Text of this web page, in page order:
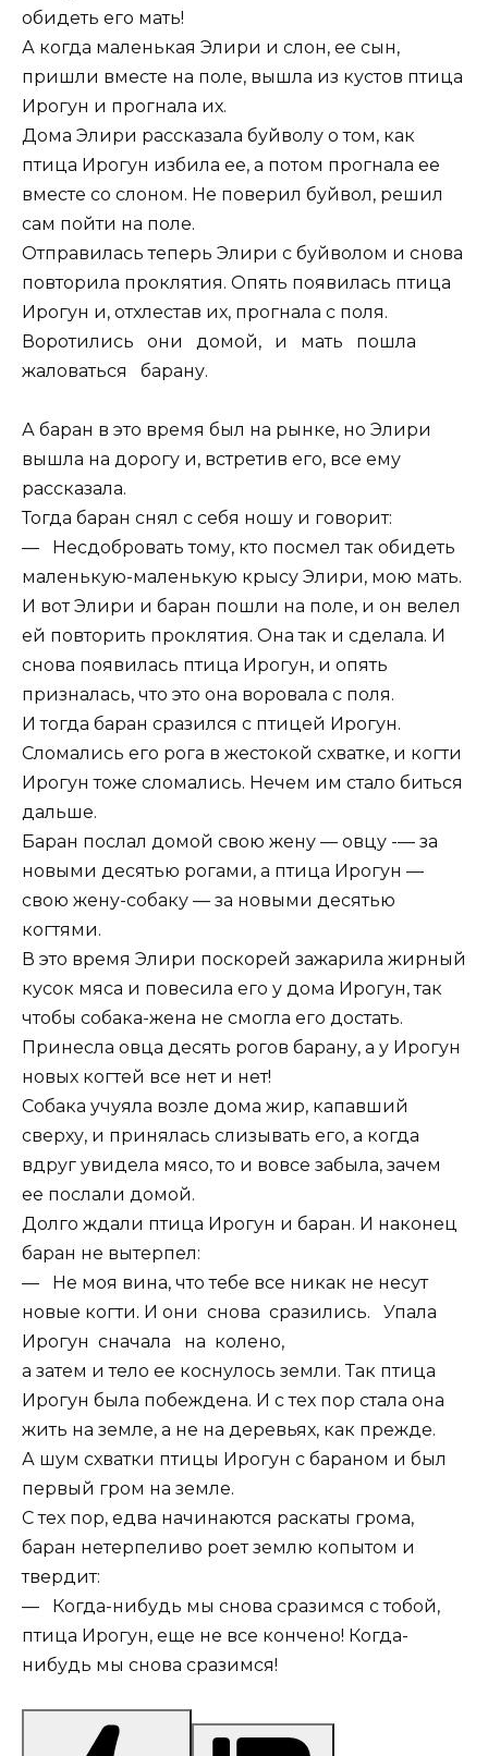
обидеть его мать!
А когда маленькая Элири и слон, ее сын,
пришли вместе на поле, вышла из кустов птица
Ирогун и прогнала их.
Дома Элири рассказала буйволу о том, как
птица Ирогун избила ее, а потом прогнала ее
вместе со слоном. Не поверил буйвол, решил
сам пойти на поле.
Отправилась теперь Элири с буйволом и снова
повторила проклятия. Опять появилась птица
Ирогун и, отхлестав их, прогнала с поля.
Воротились они домой, и мать пошла
жаловаться барану.
А баран в это время был на рынке, но Элири
вышла на дорогу и, встретив его, все ему
рассказала.
Тогда баран снял с себя ношу и говорит:
— Несдобровать тому, кто посмел так обидеть
маленькую-маленькую крысу Элири, мою мать.
И вот Элири и баран пошли на поле, и он велел
ей повторить проклятия. Она так и сделала. И
снова появилась птица Ирогун, и опять
призналась, что это она воровала с поля.
И тогда баран сразился с птицей Ирогун.
Сломались его рога в жестокой схватке, и когти
Ирогун тоже сломались. Нечем им стало биться
дальше.
Баран послал домой свою жену — овцу -— за
новыми десятью рогами, а птица Ирогун —
свою жену-собаку — за новыми десятью
когтями.
В это время Элири поскорей зажарила жирный
кусок мяса и повесила его у дома Ирогун, так
чтобы собака-жена не смогла его достать.
Принесла овца десять рогов барану, а у Ирогун
новых когтей все нет и нет!
Собака учуяла возле дома жир, капавший
сверху, и принялась слизывать его, а когда
вдруг увидела мясо, то и вовсе забыла, зачем
ее послали домой.
Долго ждали птица Ирогун и баран. И наконец
баран не вытерпел:
— Не моя вина, что тебе все никак не несут
новые когти. И они снова сразились. Упала
Ирогун сначала на колено,
а затем и тело ее коснулось земли. Так птица
Ирогун была побеждена. И с тех пор стала она
жить на земле, а не на деревьях, как прежде.
А шум схватки птицы Ирогун с бараном и был
первый гром на земле.
С тех пор, едва начинаются раскаты грома,
баран нетерпеливо роет землю копытом и
твердит:
— Когда-нибудь мы снова сразимся с тобой,
птица Ирогун, еще не все кончено! Когда-
нибудь мы снова сразимся!